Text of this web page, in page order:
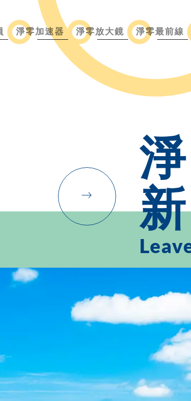
淨零加速器 淨零放大鏡 淨零最前線
淨
新